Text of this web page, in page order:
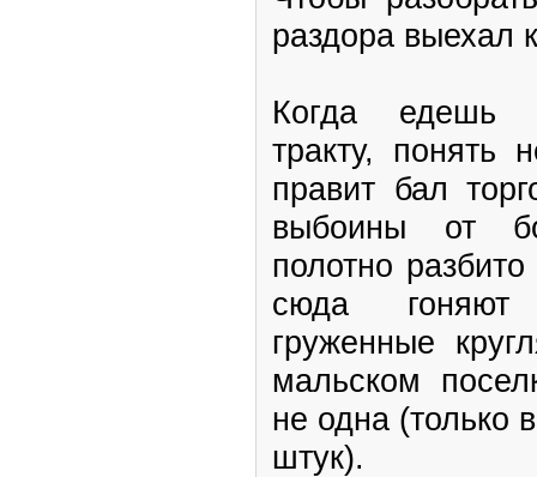
раздора выехал
Когда едешь
тракту, понять
правит бал
выбоины от
полотно
сюда гоняют
груженные
мальском
не одна (только
штук).